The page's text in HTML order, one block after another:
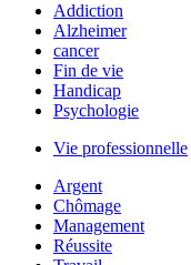
Addiction
Alzheimer
cancer
Fin de vie
Handicap
Psychologie
Vie professionnelle
Argent
Chômage
Management
Réussite